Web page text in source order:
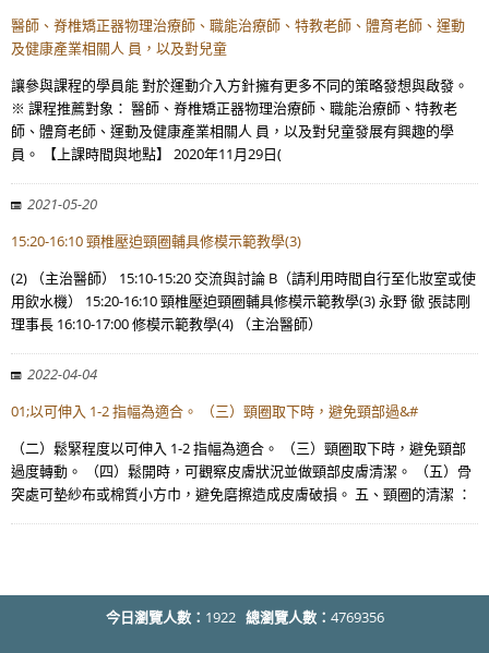
醫師、脊椎矯正器物理治療師、職能治療師、特教老師、體育老師、運動
及健康產業相關人 員，以及對兒童
讓參與課程的學員能 對於運動介入方針擁有更多不同的策略發想與啟發。
※ 課程推薦對象： 醫師、脊椎矯正器物理治療師、職能治療師、特教老
師、體育老師、運動及健康產業相關人 員，以及對兒童發展有興趣的學
員。 【上課時間與地點】 2020年11月29日(
2021-05-20
15:20-16:10 頸椎壓迫頸圈輔具修模示範教學(3)
(2) （主治醫師） 15:10-15:20 交流與討論 B（請利用時間自行至化妝室或使
用飲水機） 15:20-16:10 頸椎壓迫頸圈輔具修模示範教學(3) 永野 徹 張誌剛
理事長 16:10-17:00 修模示範教學(4) （主治醫師）
2022-04-04
01;以可伸入 1-2 指幅為適合。 （三）頸圈取下時，避免頸部過&#
（二）鬆緊程度以可伸入 1-2 指幅為適合。 （三）頸圈取下時，避免頸部
過度轉動。 （四）鬆開時，可觀察皮膚狀況並做頸部皮膚清潔。 （五）骨
突處可墊紗布或棉質小方巾，避免磨擦造成皮膚破損。 五、頸圈的清潔 ：
今日瀏覽人數： 1922 總瀏覽人數： 4769356